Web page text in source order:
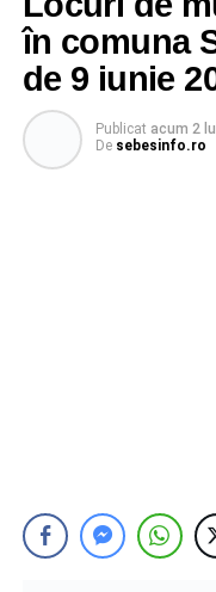
în comuna
de 9 iunie
Publicat acum 2
De sebesinfo.ro